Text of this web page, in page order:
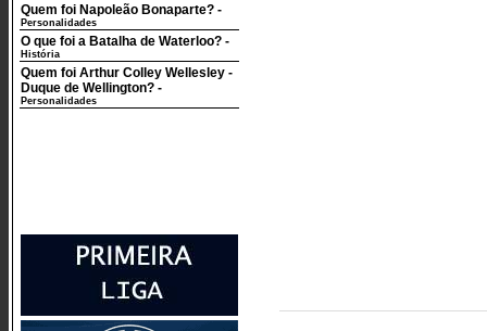
Quem foi Napoleão Bonaparte? -
Personalidades
O que foi a Batalha de Waterloo? -
História
Quem foi Arthur Colley Wellesley -
Duque de Wellington? -
Personalidades